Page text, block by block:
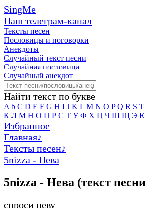
SingMe
Наш телеграм-канал
Тексты песен
Пословицы и поговорки
Анекдоты
Случайный текст песни
Случайная пословица
Случайный анекдот
Найти текст по букве
A b C D E F G H I J K L M N O P Q R S T
К Л М Н О П Р С Т У Ф Х Ц Ч Ш Щ Э
Избранное
Главная♪
Тексты песен♪
5nizza - Нева
5nizza - Нева (текст
спроси неву